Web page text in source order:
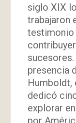
siglo XIX
trabajaron
testimonio
presencia
Humboldt,
dedicó
explorar
por